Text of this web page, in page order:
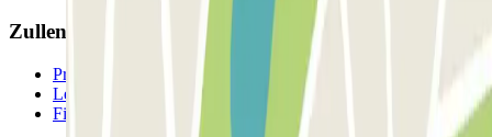
Zullen we samenwerken?
Professionals
Leverancier parkeren
Filialen